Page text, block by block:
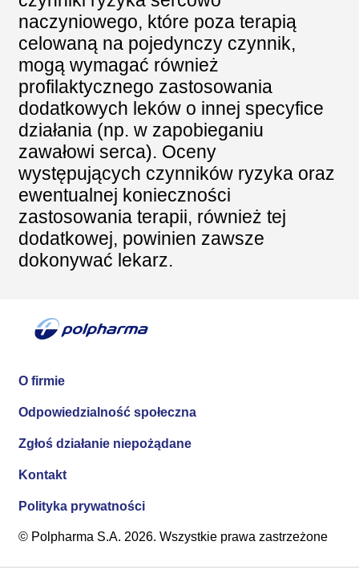
naczyniowego, które poza terapią
celowaną na pojedynczy czynnik,
mogą wymagać również
profilaktycznego zastosowania
dodatkowych leków o innej specyfice
działania (np. w zapobieganiu
zawałowi serca). Oceny
występujących czynników ryzyka oraz
ewentualnej konieczności
zastosowania terapii, również tej
dodatkowej, powinien zawsze
dokonywać lekarz.
O firmie
Odpowiedzialność społeczna
Zgłoś działanie niepożądane
Kontakt
Polityka prywatności
© Polpharma S.A. 2026. Wszystkie prawa zastrzeżone